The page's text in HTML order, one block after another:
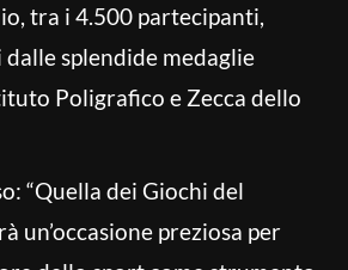
tra i 4.500 partecipanti,
splendide medaglie
Poligrafico e Zecca dello
“Quella dei Giochi del
un’occasione preziosa per